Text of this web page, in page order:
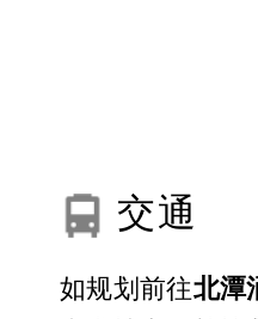
交通
如规划前往北潭